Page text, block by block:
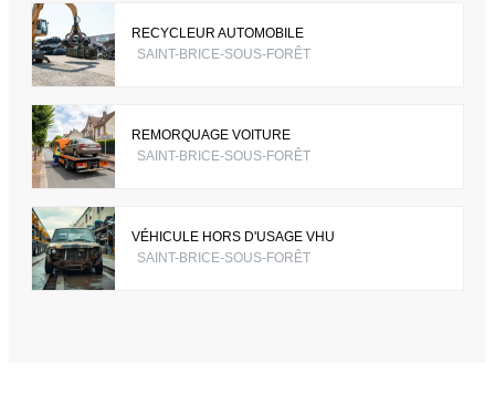
RECYCLEUR AUTOMOBILE
SAINT-BRICE-SOUS-FORÊT
REMORQUAGE VOITURE
SAINT-BRICE-SOUS-FORÊT
VÉHICULE HORS D'USAGE VHU
SAINT-BRICE-SOUS-FORÊT